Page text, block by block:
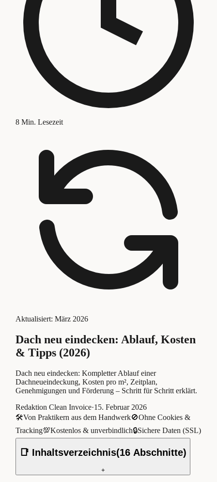
8 Min. Lesezeit
Aktualisiert: März 2026
Dach neu eindecken: Ablauf, Kosten
& Tipps (2026)
Dach neu eindecken: Kompletter Ablauf einer
Dachneueindeckung, Kosten pro m², Zeitplan,
Genehmigungen und Förderung – Schritt für Schritt erklärt.
Redaktion Clean Invoice·15. Februar 2026
🛠️Von Praktikern aus dem Handwerk🚫Ohne Cookies &
Tracking💯Kostenlos & unverbindlich🔒Sichere Daten (SSL)
📑 Inhaltsverzeichnis(16 Abschnitte)
+